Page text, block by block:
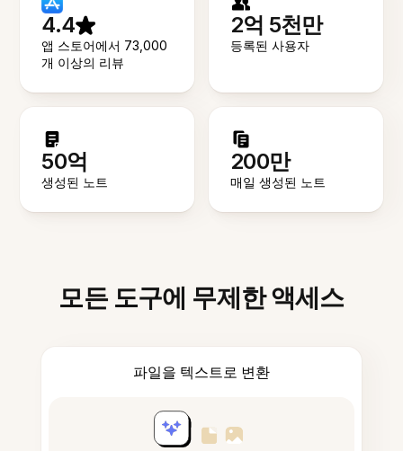
4.4
앱 스토어에서 73,000
개 이상의 리뷰
2억 5천만
등록된 사용자
50억
생성된 노트
200만
매일 생성된 노트
모든 도구에 무제한 액세스
파일을 텍스트로 변환